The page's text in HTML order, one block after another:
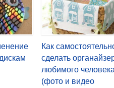
Как
сделать
любимого
(фото и видео